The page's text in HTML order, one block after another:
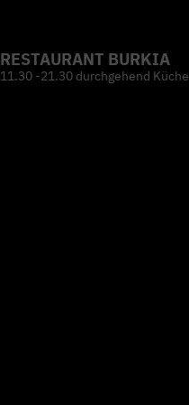
RESTAURANT BURKIA
11.30 -21.30 durchgehend Küche